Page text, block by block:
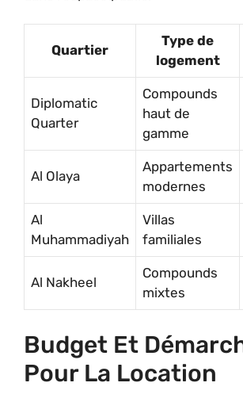
Quartier
Type de
logement
Diplomatic
Quarter
Compounds
haut de
gamme
Al Olaya
Appartements
modernes
Al
Muhammadiyah
Villas
familiales
Al Nakheel
Compounds
mixtes
Budget Et
Pour La Location